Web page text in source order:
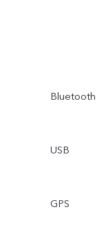
Bluetooth
USB
GPS